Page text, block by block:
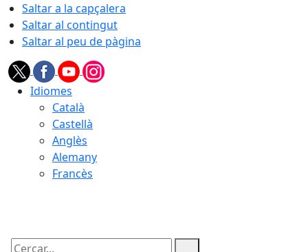
Saltar a la capçalera
Saltar al contingut
Saltar al peu de pàgina
Idiomes
Català
Castellà
Anglès
Alemany
Francès